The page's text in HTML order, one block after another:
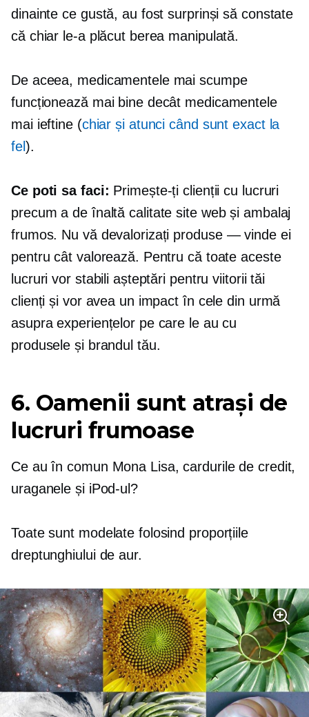
dinainte ce gustă, au fost surprinși să constate
că chiar le-a plăcut berea manipulată.
De aceea, medicamentele mai scumpe
funcționează mai bine decât medicamentele
mai ieftine (chiar și atunci când sunt exact la
fel).
Ce poti sa faci: Primește-ți clienții cu lucruri
precum ade înaltă calitate site web și ambalaj
frumos. Nu vă devalorizați produse — vindeei
pentru cât valorează. Pentru că toate aceste
lucruri vor stabili așteptări pentru viitorii tăi
clienți și vor avea un impact în cele din urmă
asupra experiențelor pe care le au cu
produsele și brandul tău.
6. Oamenii sunt atrași de
lucruri frumoase
Ce au în comun Mona Lisa, cardurile de credit,
uraganele și iPod-ul?
Toate sunt modelate folosind proporțiile
dreptunghiului de aur.